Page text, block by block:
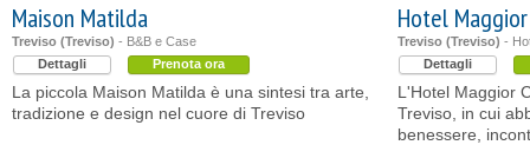
Maison Matilda
Treviso (Treviso) - B&B e Case
Dettagli
Prenota ora
La piccola Maison Matilda è una sintesi tra arte,
tradizione e design nel cuore di Treviso
Hotel
Treviso (Treviso) -
Dettagli
L'Hotel Maggior
Treviso, in cui
benessere,